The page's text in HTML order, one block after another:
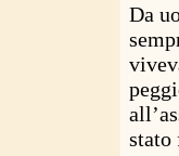
Da
stato